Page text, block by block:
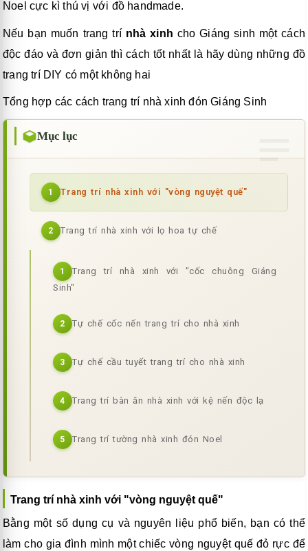
Noel cực kì thú vị với đồ handmade.
Nếu bạn muốn trang trí nhà xinh cho Giáng sinh một cách
độc đáo và đơn giản thì cách tốt nhất là hãy dùng những đồ
trang trí DIY có một không hai
Tổng hợp các cách trang trí nhà xinh đón Giáng Sinh
Mục lục
1 Trang trí nhà xinh với "vòng nguyệt quế"
2 Trang trí nhà xinh với lọ hoa tự chế
1
Trang trí nhà xinh với "cốc chuông Giáng
Sinh"
2 Tự chế cốc nến trang trí cho nhà xinh
3 Tự chế cầu tuyết trang trí cho nhà xinh
4 Trang trí bàn ăn nhà xinh với kệ nến độc lạ
5 Trang trí tường nhà xinh đón Noel
Trang trí nhà xinh với "vòng nguyệt quế"
Bằng một số dụng cụ và nguyên liệu phổ biến, bạn có thể
làm cho gia đình mình một chiếc vòng nguyệt quế đỏ rực để